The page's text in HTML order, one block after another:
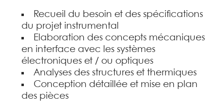
Recueil du besoin et des spécifications
du projet instrumental
Elaboration des concepts mécaniques
en interface avec les systèmes
électroniques et / ou optiques
Analyses des structures et thermiques
Conception détaillée et mise en plan
des pièces